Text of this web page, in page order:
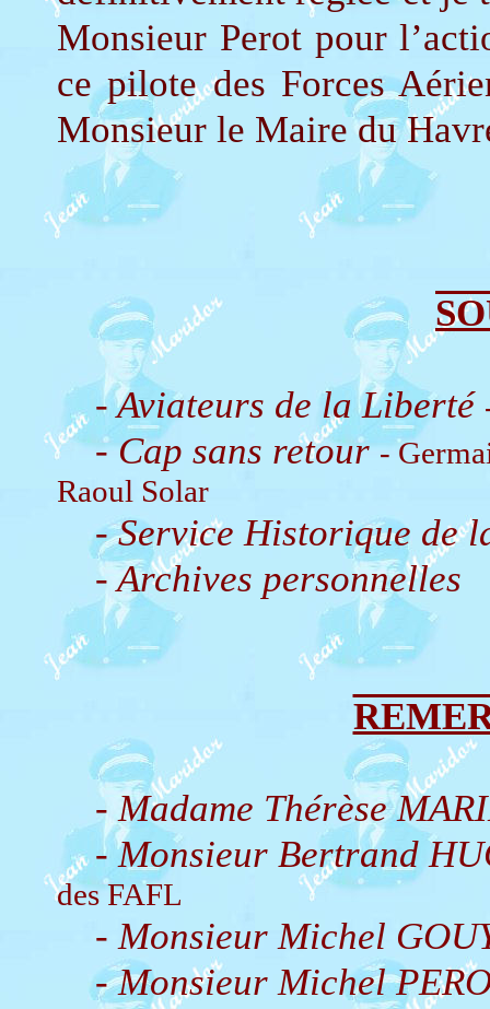
Monsieur Perot pour
ce pilote des Forces
Monsieur le Maire du
- Aviateurs de la Liberté
- Cap sans retour-
Raoul Solar
- Service Historique de
- Archives personnelles
- Madame Thérèse
- Monsieur Bertrand
des FAFL
- Monsieur Michel
- Monsieur Michel